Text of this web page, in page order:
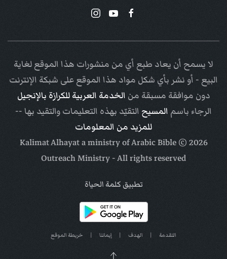
لا يسمح أن يعاد طبع أي من منشورات هذا الموقع لغاية
البيع - أو نشر بأي شكل مواد هذا الموقع على شبكة الإنترنت
دون موافقة مسبقة من الخدمة العربية للكرازة بالإنجيل
الرجاء باسم المسيح التقيّد بهذه التعليمات والتقيد بها --
للمزيد من المعلومات
2026
© Kalimat Alhayat a ministry of
Arabic Bible
Outreach Ministry- All rights reserved
تطبيق كلمة الحياة
التقدمة | الهدف | إيماننا | خريطة الموقع